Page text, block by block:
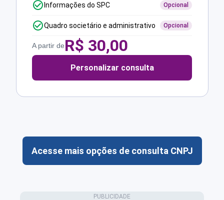
Informações do SPC Opcional
Quadro societário e administrativo Opcional
A partir deR$ 30,00
Personalizar consulta
Acesse mais opções de consulta CNPJ